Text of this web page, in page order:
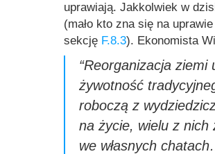
uprawiają. Jakkolwiek w
(mało kto zna się na
sekcję F.8.3). Ekonomista
“Reorganizacja ziemi
żywotność
roboczą z
na życie, wielu z nich
we własnych